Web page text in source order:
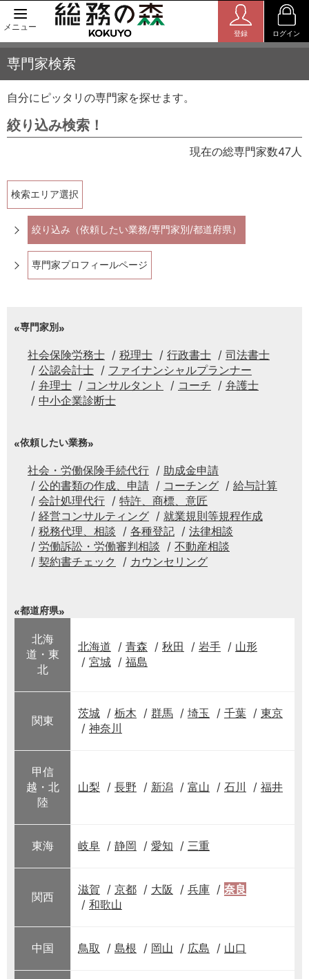
メニュー
登録 ログイン
専門家検索
自分にピッタリの専門家を探せます。
絞り込み検索！
現在の総専門家数47人
検索エリア選択
絞り込み（依頼したい業務/専門家別/都道府県）
専門家プロフィールページ
専門家別
社会保険労務士 税理士 行政書士
司法書士
公認会計士
ファイナンシャルプランナー
弁理士
コンサルタント コーチ
弁護士
中小企業診断士
依頼したい業務
社会・労働保険手続代行
助成金申請
公的書類の作成、申請
コーチング
給与計算
会計処理代行
特許、商標、意匠
経営コンサルティング
就業規則等規程作成
税務代理、相談
各種登記
法律相談
労働訴訟・労働審判相談
不動産相談
契約書チェック
カウンセリング
都道府県
北海
道・東
北
北海道 青森 秋田 岩手
山形
宮城
福島
関東
茨城 栃木 群馬 埼玉 千葉
東京
神奈川
甲信
越・北
陸
山梨 長野 新潟 富山 石川 福井
東海 岐阜 静岡 愛知 三重
関西
滋賀 京都 大阪 兵庫
奈良
和歌山
中国 鳥取 島根 岡山 広島 山口